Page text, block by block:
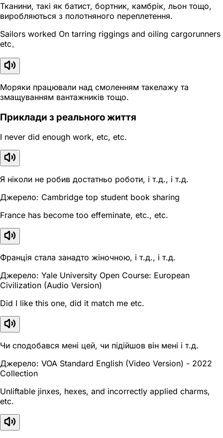
Тканини, такі як батист, бортник, камбрік, льон тощо,
виробляються з полотняного переплетення.
Sailors worked On tarring riggings and oiling cargorunners
etc。
Моряки працювали над смоленням такелажу та
змащуванням вантажників тощо.
Приклади з реального життя
I never did enough work, etc, etc.
Я ніколи не робив достатньо роботи, і т.д., і т.д.
Джерело: Cambridge top student book sharing
France has become too effeminate, etc., etc.
Франція стала занадто жіночною, і т.д., і т.д.
Джерело: Yale University Open Course: European
Civilization (Audio Version)
Did I like this one, did it match me etc.
Чи сподобався мені цей, чи підійшов він мені і т.д.
Джерело: VOA Standard English (Video Version) - 2022
Collection
Unliftable jinxes, hexes, and incorrectly applied charms,
etc.